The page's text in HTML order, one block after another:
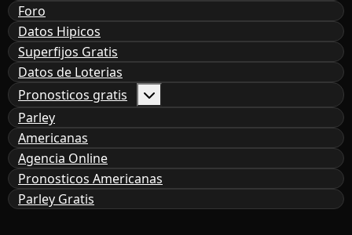
Foro
Datos Hipicos
Superfijos Gratis
Datos de Loterias
Pronosticos gratis
Parley
Americanas
Agencia Online
Pronosticos Americanas
Parley Gratis